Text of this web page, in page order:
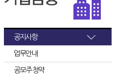
공지사항
업무안내
공모주 청약